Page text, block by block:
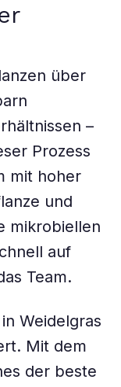
über
–
Prozess
mit hoher
und
mikrobiellen
auf
Team.
Weidelgras
Mit dem
der beste